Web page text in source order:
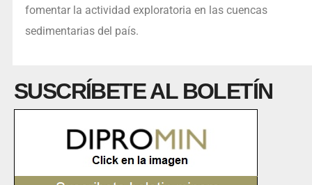
fomentar la actividad exploratoria en las cuencas
sedimentarias del país.
SUSCRÍBETE AL BOLETÍN